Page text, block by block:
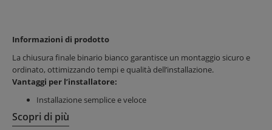
Informazioni di prodotto
La chiusura finale binario bianco garantisce un montaggio sicuro e
ordinato, ottimizzando tempi e qualità dell’installazione.
Vantaggi per l’installatore:
Installazione semplice e veloce
Adattamento perfetto ai binari elettrici
Materiale resistente e durevole
Scopri di più